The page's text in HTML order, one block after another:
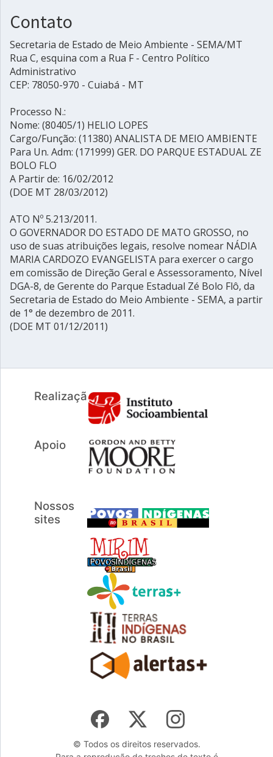
Contato
Secretaria de Estado de Meio Ambiente - SEMA/MT
Rua C, esquina com a Rua F - Centro Político
Administrativo
CEP: 78050-970 - Cuiabá - MT
Processo N.:
Nome: (80405/1) HELIO LOPES
Cargo/Função: (11380) ANALISTA DE MEIO AMBIENTE
Para Un. Adm: (171999) GER. DO PARQUE ESTADUAL ZE
BOLO FLO
A Partir de: 16/02/2012
(DOE MT 28/03/2012)
ATO Nº 5.213/2011.
O GOVERNADOR DO ESTADO DE MATO GROSSO, no
uso de suas atribuições legais, resolve nomear NÁDIA
MARIA CARDOZO EVANGELISTA para exercer o cargo
em comissão de Direção Geral e Assessoramento, Nível
DGA-8, de Gerente do Parque Estadual Zé Bolo Flô, da
Secretaria de Estado do Meio Ambiente - SEMA, a partir
de 1° de dezembro de 2011.
(DOE MT 01/12/2011)